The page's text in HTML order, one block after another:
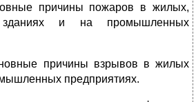
причины пожаров в жилых,
зданиях и на промышленных
причины взрывов в жилых
предприятиях.